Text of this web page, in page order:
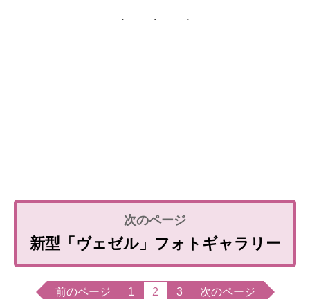
ITエンジニア向け専門サイト
企業向けIT製品の総合サイト
新型「ヴェゼル」フォトギャラリー
前のページ 1 2 3 次のページ